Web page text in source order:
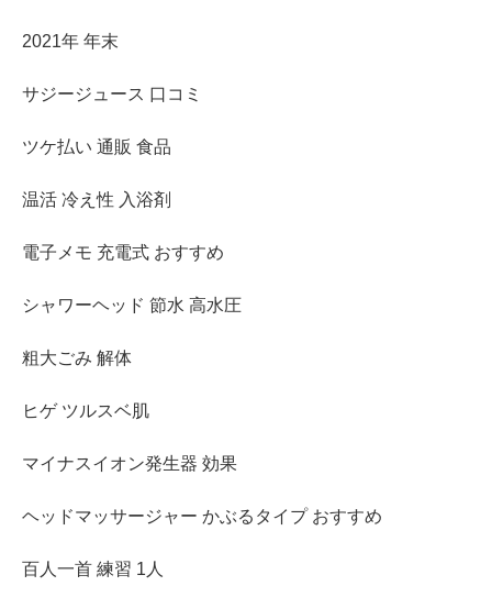
2021年 年末
サジージュース 口コミ
ツケ払い 通販 食品
温活 冷え性 入浴剤
電子メモ 充電式 おすすめ
シャワーヘッド 節水 高水圧
粗大ごみ 解体
ヒゲ ツルスベ肌
マイナスイオン発生器 効果
ヘッドマッサージャー かぶるタイプ おすすめ
百人一首 練習 1人